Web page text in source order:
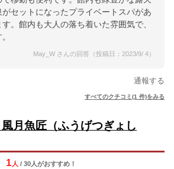
がセットになったプライベートスパがあ
。館内も大人の落ち着いた雰囲気で、
May_W さんの回答（投稿日：2023/9/ 4）
通報する
すべてのクチコミ(1 件)をみる
月魚匠（ふうげつぎょし
1 人 / 30人がおすすめ！